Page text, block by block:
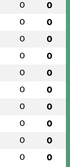
0 0
0 0
0 0
0 0
0 0
0 0
0 0
0 0
0 0
0 0